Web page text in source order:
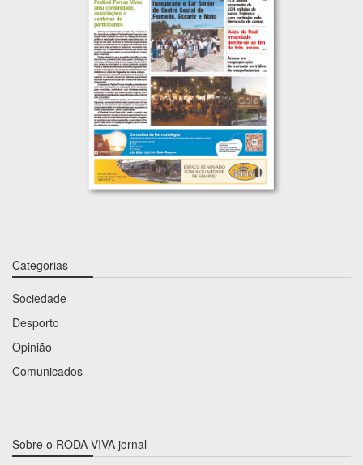
Categorias
Sociedade
Desporto
Opinião
Comunicados
Sobre o RODA VIVA jornal